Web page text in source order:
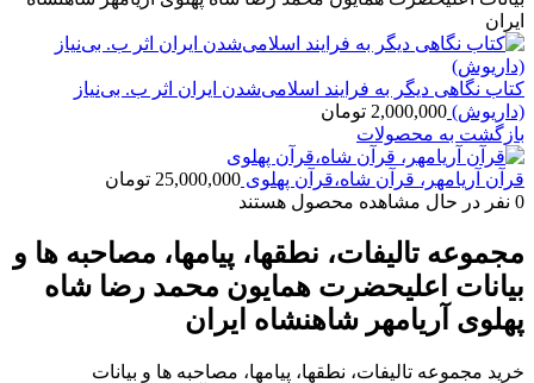
ايران
کتاب نگاهی دیگر به فرایند اسلامی‌شدن ایران اثر ب. بی‌نیاز
(داریوش) 2,000,000 تومان
بازگشت به محصولات
قرآن آریامهر، قرآن شاه،قرآن پهلوی 25,000,000 تومان
0 نفر در حال مشاهده محصول هستند
مجموعه تالیفات، نطقها، پیامها، مصاحبه ها و
بیانات اعلیحضرت همایون محمد رضا شاه
پهلوى آریامهر شاهنشاه ايران
خرید مجموعه تالیفات، نطقها، پیامها، مصاحبه ها و بیانات